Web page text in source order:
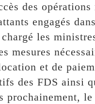
des
engagés
les
mesures
et de
des FDS ainsi
le